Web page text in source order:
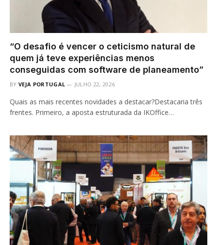
“O desafio é vencer o ceticismo natural de
quem já teve experiências menos
conseguidas com software de planeamento”
BY VEJA PORTUGAL JULHO 22, 2026
Quais as mais recentes novidades a destacar?Destacaria três
frentes. Primeiro, a aposta estruturada da IKOffice…